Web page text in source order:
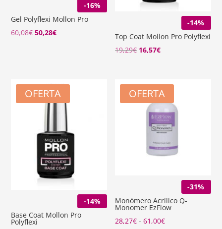
-16%
Gel Polyflexi Mollon Pro
60,08€El
60,08€.
50,28€El
50,28€.
-14%
Top Coat Mollon Pro Polyflexi
19,29€ El
era:
19,29€.
16,57€El
es:
16,57€.
OFERTA
-14%
Base Coat Mollon Pro
Polyflexi
OFERTA
-31%
Monómero Acrílico Q-
Monomer EzFlow
28,27€ - 61,00€Rango